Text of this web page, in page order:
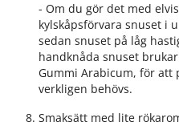
- Om du gör det med
kylskåpsförvara snuset i
sedan snuset på låg
handknåda snuset
Gummi Arabicum, för att
verkligen behövs.
Smaksätt med lite